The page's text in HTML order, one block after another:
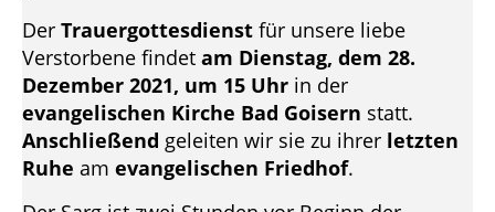
Der Trauergottesdienst für unsere liebe
Verstorbene findet am Dienstag, dem 28.
Dezember 2021, um 15 Uhr in der
evangelischen Kirche Bad Goisern statt.
Anschließend geleiten wir sie zu ihrer letzten
Ruhe am evangelischen Friedhof.